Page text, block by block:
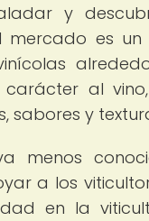
y
mercado es
al
sabores y
menos
a los
en la